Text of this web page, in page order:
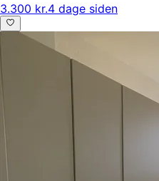
3.300 kr.4 dage siden